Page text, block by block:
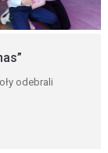
odebrali